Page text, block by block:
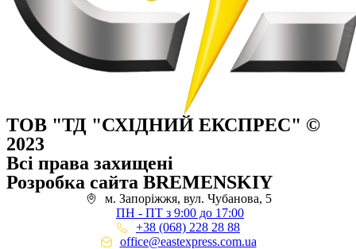
ТОВ "ТД "СХІДНИЙ ЕКСПРЕС" ©
2023
Всі права захищені
Розробка сайта BREMENSKIY
м. Запоріжжя, вул. Чубанова, 5
ПН - ПТ з 9:00 до 17:00
+38 (068) 228 28 88
office@eastexpress.com.ua